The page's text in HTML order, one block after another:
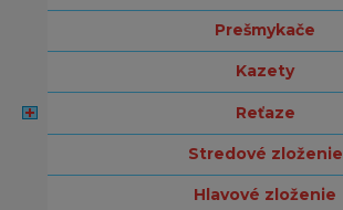
prešmykače
kazety
reťaze
stredové zloženie
hlavové zloženie